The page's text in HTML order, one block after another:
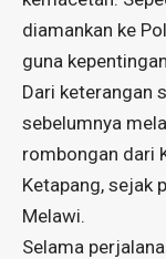
diamankan ke
guna
Dari keterangan
sebelumnya
rombongan dari
Ketapang, sejak
Melawi.
Selama